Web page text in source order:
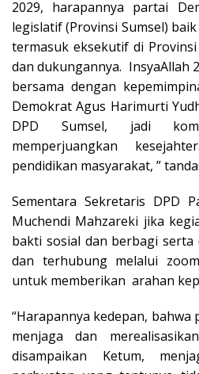
2029, harapannya partai
legislatif (Provinsi Sumsel)
termasuk eksekutif di
dan dukungannya. InsyaAllah
bersama dengan
Demokrat Agus Harimurti
DPD Sumsel, jadi
memperjuangkan
pendidikan masyarakat, ”
Sementara Sekretaris DPD
Muchendi Mahzareki jika
bakti sosial dan berbagi serta
dan terhubung melalui
untuk memberikan arahan
“Harapannya kedepan,
menjaga dan
disampaikan Ketum,